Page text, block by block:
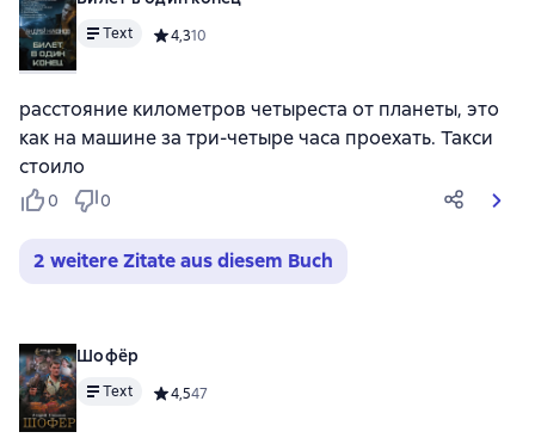
Text Средний рейтинг 4,3 на основе 10 оценок
4,310
расстояние километров четыреста от планеты, это
как на машине за три-четыре часа проехать. Такси
стоило
0 0
2 weitere Zitate aus diesem Buch
Шофёр
Text Средний рейтинг 4,5 на основе 47 оценок
4,547